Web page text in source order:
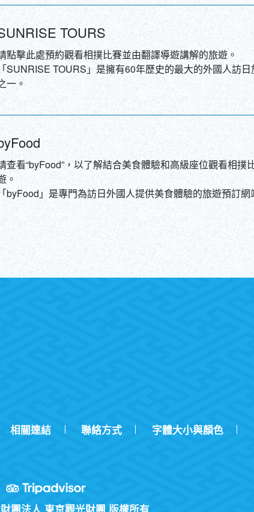
TOURS
點擊此處預約觀看相撲比賽並由翻譯導遊講解的旅遊。
「SUNRISE TOURS」是擁有60年歷史的最大的外國人訪
一。
查看“byFood”，以了解結合美食體驗和高級座位觀看相撲
。
「byFood」是專門為訪日外國人提供美食體驗的旅遊預訂網
相關連結 聯絡方式 字體大小與顏色
團法人 東京觀光財團 版權所有